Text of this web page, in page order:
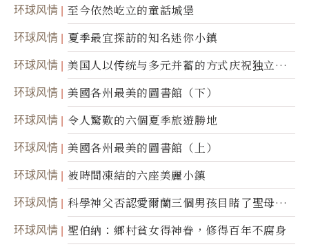
环球风情 至今依然屹立的童話城堡
环球风情 夏季最宜探訪的知名迷你小鎮
环球风情
美国人以传统与多元并蓄的方式庆祝独立日2
50周年
环球风情 美國各州最美的圖書館（下）
环球风情 令人驚歎的六個夏季旅遊勝地
环球风情 美國各州最美的圖書館（上）
环球风情 被時間凍結的六座美麗小鎮
环球风情
科學神父否認愛爾蘭三個男孩目睹了聖母顯
靈
环球风情 聖伯納：鄉村貧女得神眷，修得百年不腐身